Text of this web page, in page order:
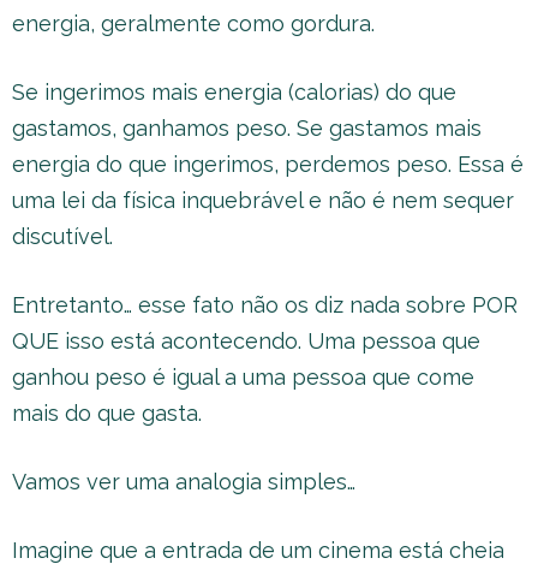
energia, geralmente como gordura.
Se ingerimos mais energia (calorias) do que
gastamos, ganhamos peso. Se gastamos mais
energia do que ingerimos, perdemos peso. Essa é
uma lei da física inquebrável e não é nem sequer
discutível.
Entretanto… esse fato não os diz nada sobre POR
QUE isso está acontecendo. Uma pessoa que
ganhou peso é igual a uma pessoa que come
mais do que gasta.
Vamos ver uma analogia simples…
Imagine que a entrada de um cinema está cheia